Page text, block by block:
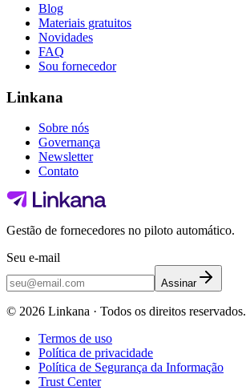
Blog
Materiais gratuitos
Novidades
FAQ
Sou fornecedor
Linkana
Sobre nós
Governança
Newsletter
Contato
Gestão de fornecedores no piloto automático.
Seu e-mail
Assinar
© 2026 Linkana · Todos os direitos reservados.
Termos de uso
Política de privacidade
Política de Segurança da Informação
Trust Center